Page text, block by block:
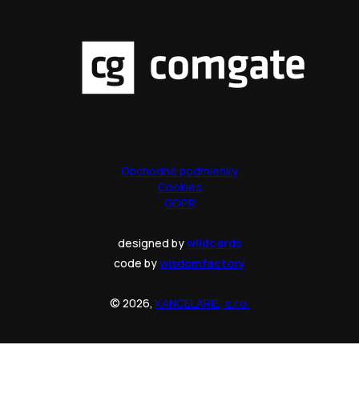
Obchodné podmienky
Cookies
GDPR
designed bywildcards
code bywisdomfactory
© 2026, KANCELARIE, s.r.o.